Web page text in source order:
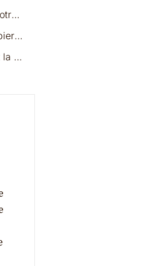
Choisir le bon bijou pour votre piercing de la langue
Personnalisation de votre piercing de la langue
Conseils pour l’entretien et la sécurité du piercing de langue